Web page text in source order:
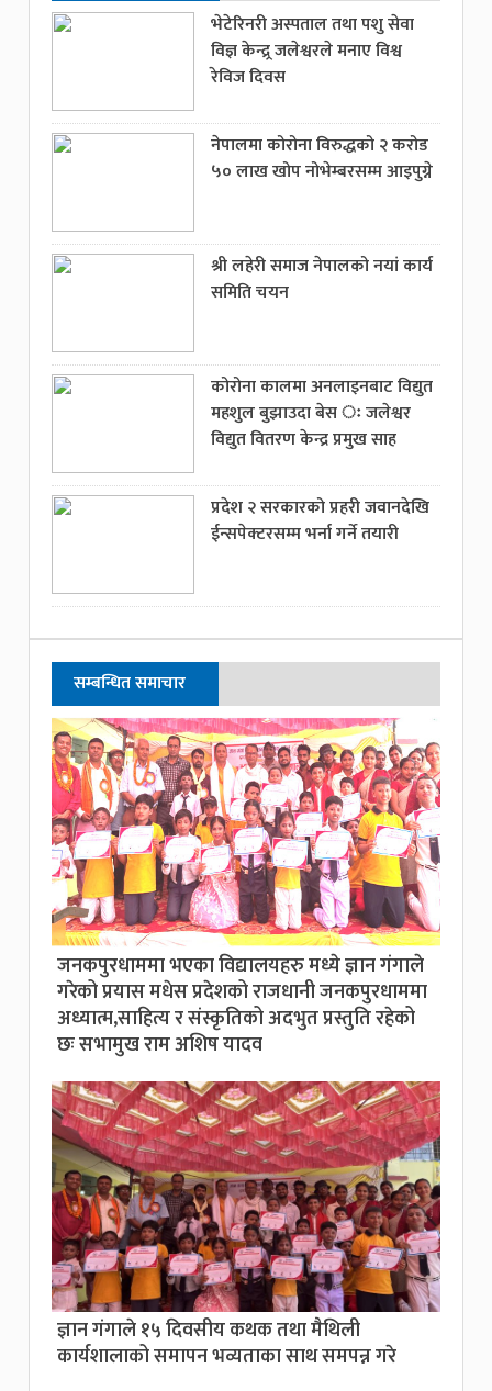
भेटेरिनरी अस्पताल तथा पशु सेवा
विज्ञ केन्द्र्र जलेश्वरले मनाए विश्व
रेविज दिवस
नेपालमा कोरोना विरुद्धको २ करोड
५० लाख खोप नोभेम्बरसम्म आइपुग्ने
श्री लहेरी समाज नेपालको नयां कार्य
समिति चयन
कोरोना कालमा अनलाइनबाट विद्युत
महशुल बुझाउदा बेस ः जलेश्वर
विद्युत वितरण केन्द्र प्रमुख साह
प्रदेश २ सरकारको प्रहरी जवानदेखि
ईन्सपेक्टरसम्म भर्ना गर्ने तयारी
सम्बन्धित समाचार
जनकपुरधाममा भएका विद्यालयहरु मध्ये ज्ञान गंगाले
गरेको प्रयास मधेस प्रदेशको राजधानी जनकपुरधाममा
अध्यात्म,साहित्य र संस्कृतिको अदभुत प्रस्तुति रहेको
छः सभामुख राम अशिष यादव
ज्ञान गंगाले १५ दिवसीय कथक तथा मैथिली
कार्यशालाको समापन भव्यताका साथ समपन्न गरे